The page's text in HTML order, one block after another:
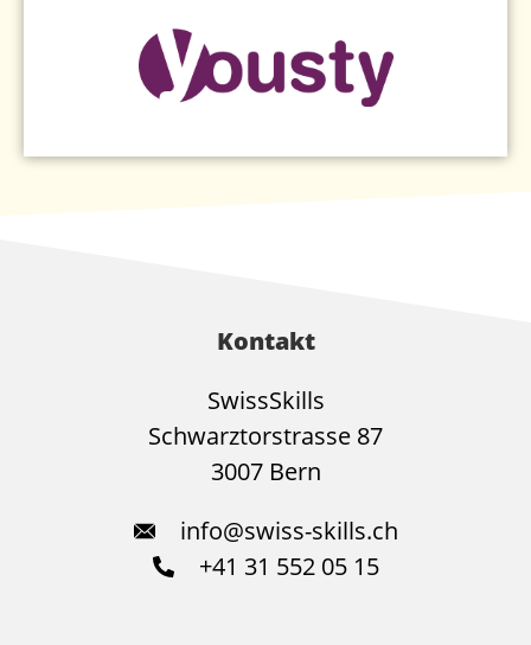
Kontakt
SwissSkills
Schwarztorstrasse 87
3007 Bern
info@swiss-skills.ch
+41 31 552 05 15